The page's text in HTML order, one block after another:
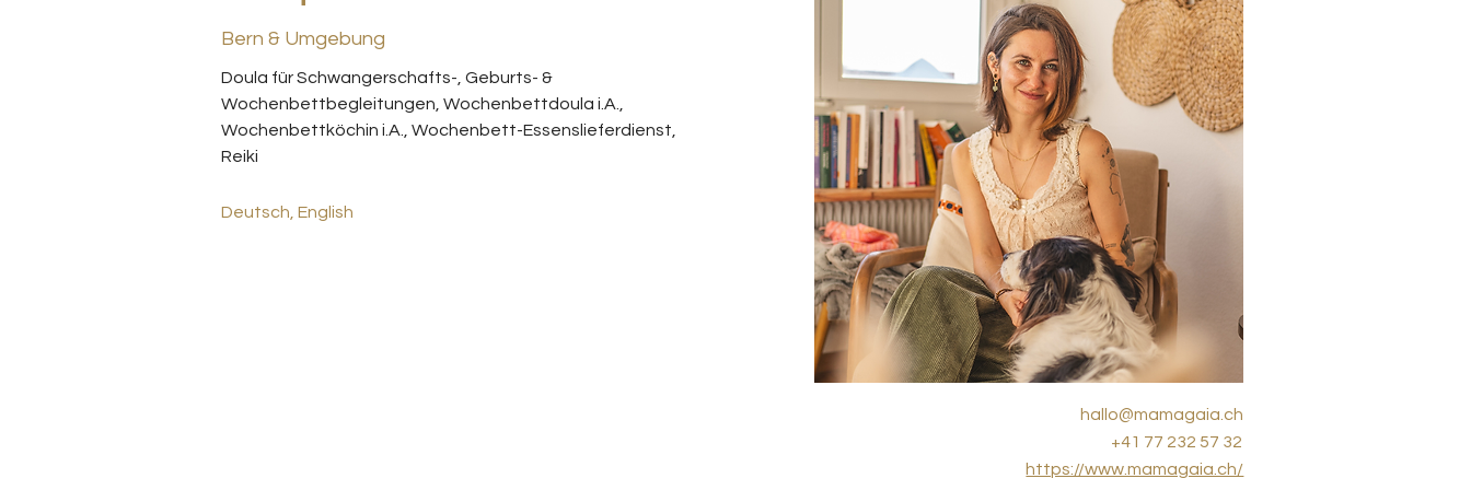
Bern & Umgebung
Doula für Schwangerschafts-, Geburts- &
Wochenbettbegleitungen, Wochenbettdoula i.A.,
Wochenbettköchin i.A., Wochenbett-Essenslieferdienst,
Reiki
Deutsch, English
hallo@mamagaia.ch
+41 77 232 57 32
https://www.mamagaia.ch/